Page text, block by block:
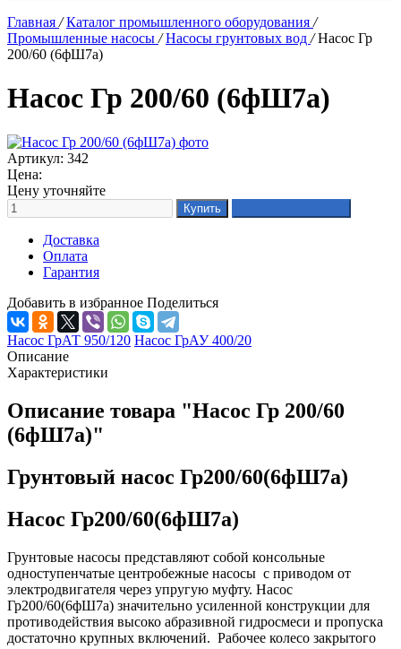
Главная / Каталог промышленного оборудования /
Промышленные насосы / Насосы грунтовых вод / Насос Гр
200/60 (6фШ7а)
Насос Гр 200/60 (6фШ7а)
Артикул: 342
Цена:
Цену уточняйте
Доставка
Оплата
Гарантия
Добавить в избранное Поделиться
Насос ГрАТ 950/120 Насос ГрАУ 400/20
Описание
Характеристики
Описание товара "Насос Гр 200/60
(6фШ7а)"
Грунтовый насос Гр200/60(6фШ7а)
Насос Гр200/60(6фШ7а)
Грунтовые насосы представляют собой консольные
одноступенчатые центробежные насосы с приводом от
электродвигателя через упругую муфту. Насос
Гр200/60(6фШ7а) значительно усиленной конструкции для
противодействия высоко абразивной гидросмеси и пропуска
достаточно крупных включений. Рабочее колесо закрытого